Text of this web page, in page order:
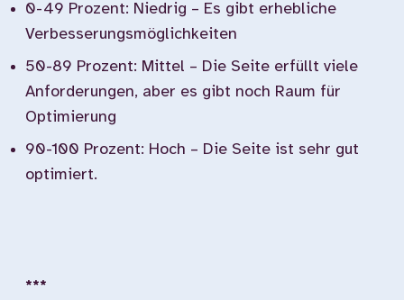
0-49 Prozent: Niedrig – Es gibt erhebliche
Verbesserungsmöglichkeiten
50-89 Prozent: Mittel – Die Seite erfüllt viele
Anforderungen, aber es gibt noch Raum für
Optimierung
90-100 Prozent: Hoch – Die Seite ist sehr gut
optimiert.
***